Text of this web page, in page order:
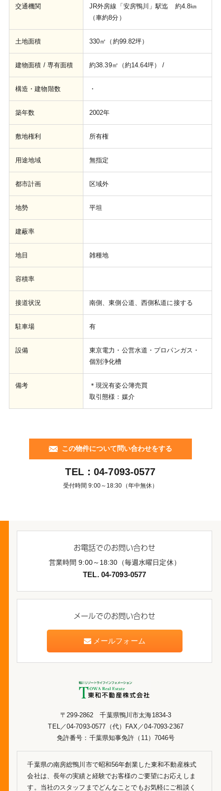
交通機関
JR外房線「安房鴨川」駅迄 約4.8㎞
（車約8分）
土地面積 330㎡（約99.82坪）
建物面積 / 専有面積 約38.39㎡（約14.64坪） /
構造・建物階数 ・
築年数 2002年
敷地権利 所有権
用途地域 無指定
都市計画 区域外
地勢 平坦
建蔽率
地目 雑種地
容積率
接道状況 南側、東側公道、西側私道に接する
駐車場 有
設備
東京電力・公営水道・プロパンガス・
個別浄化槽
備考
＊現況有姿公簿売買
取引態様：媒介
この物件について問い合わせをする
TEL： 04-7093-0577
受付時間 9:00～18:30（年中無休）
お電話でのお問い合わせ
営業時間 9:00～18:30（毎週水曜日定休）
TEL. 04-7093-0577
メールでのお問い合わせ
メールフォーム
〒299-2862 千葉県鴨川市太海1834-3
TEL／04-7093-0577（代）FAX／04-7093-2367
免許番号：千葉県知事免許（11）7046号
千葉県の南房総鴨川市で昭和56年創業した東和不動産株式
会社は、長年の実績と経験でお客様のご要望にお応えしま
す。当社のスタッフまでどんなことでもお気軽にご相談く